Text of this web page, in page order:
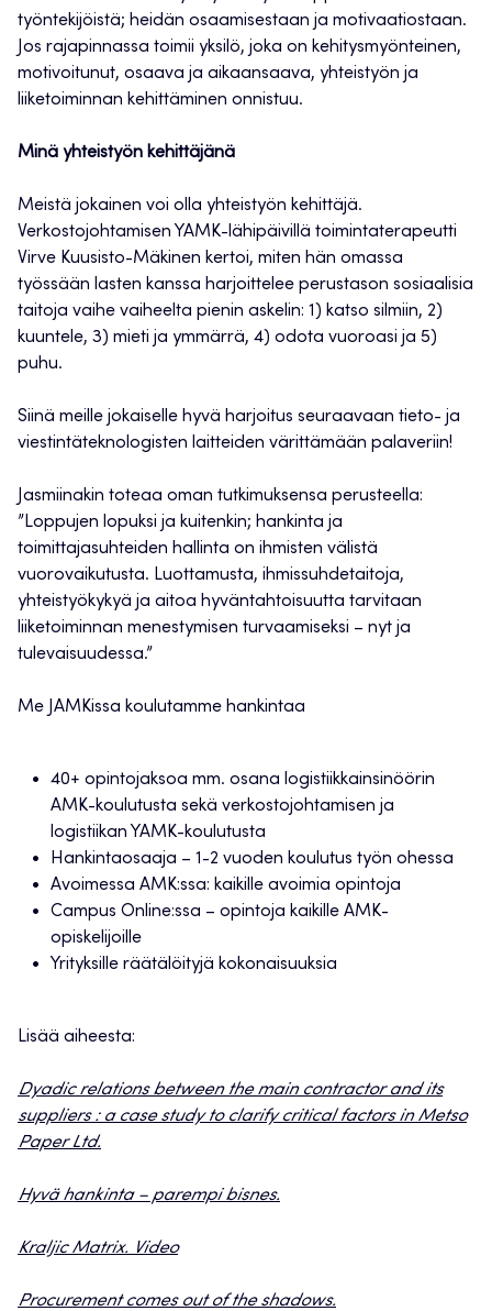
työntekijöistä; heidän osaamisestaan ja motivaatiostaan.
Jos rajapinnassa toimii yksilö, joka on kehitysmyönteinen,
motivoitunut, osaava ja aikaansaava, yhteistyön ja
liiketoiminnan kehittäminen onnistuu.
Minä yhteistyön kehittäjänä
Meistä jokainen voi olla yhteistyön kehittäjä.
Verkostojohtamisen YAMK-lähipäivillä toimintaterapeutti
Virve Kuusisto-Mäkinen kertoi, miten hän omassa
työssään lasten kanssa harjoittelee perustason sosiaalisia
taitoja vaihe vaiheelta pienin askelin: 1) katso silmiin, 2)
kuuntele, 3) mieti ja ymmärrä, 4) odota vuoroasi ja 5)
puhu.
Siinä meille jokaiselle hyvä harjoitus seuraavaan tieto- ja
viestintäteknologisten laitteiden värittämään palaveriin!
Jasmiinakin toteaa oman tutkimuksensa perusteella:
”Loppujen lopuksi ja kuitenkin; hankinta ja
toimittajasuhteiden hallinta on ihmisten välistä
vuorovaikutusta. Luottamusta, ihmissuhdetaitoja,
yhteistyökykyä ja aitoa hyväntahtoisuutta tarvitaan
liiketoiminnan menestymisen turvaamiseksi – nyt ja
tulevaisuudessa.”
Me JAMKissa koulutamme hankintaa
40+ opintojaksoa mm. osana logistiikkainsinöörin
AMK-koulutusta sekä verkostojohtamisen ja
logistiikan YAMK-koulutusta
Hankintaosaaja – 1-2 vuoden koulutus työn ohessa
Avoimessa AMK:ssa: kaikille avoimia opintoja
Campus Online:ssa – opintoja kaikille AMK-
opiskelijoille
Yrityksille räätälöityjä kokonaisuuksia
Lisää aiheesta:
Dyadic relations between the main contractor and its
suppliers : a case study to clarify critical factors in Metso
Paper Ltd.
Hyvä hankinta – parempi bisnes.
Kraljic Matrix. Video
Procurement comes out of the shadows.